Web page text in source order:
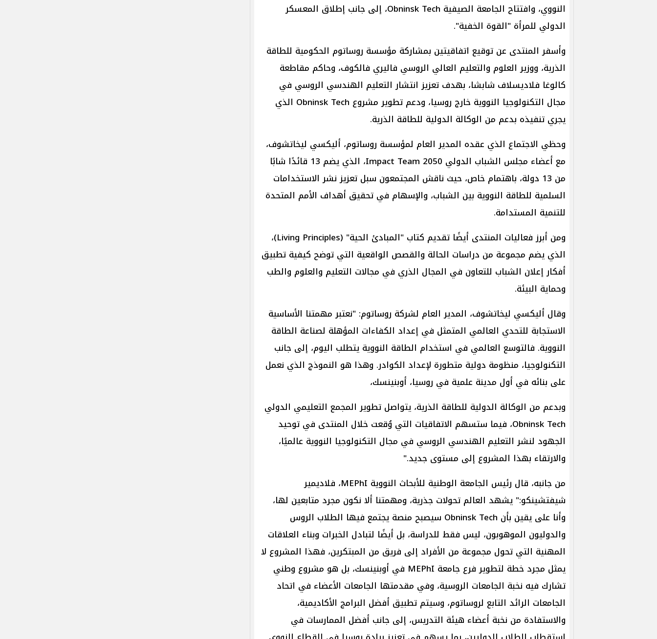
النووي، وافتتاح الجامعة الصيفية Obninsk Tech، إلى جانب إطلاق المعسكر
الدولي للمرأة "القوة الخفية".
وأسفر المنتدى عن توقيع اتفاقيتين بمشاركة مؤسسة روساتوم الحكومية للطاقة
الذرية، ووزير العلوم والتعليم العالي الروسي فاليري فالكوف، وحاكم مقاطعة
كالوغا فلاديسلاف شابشا، بهدف تعزيز انتشار التعليم الهندسي الروسي في
مجال التكنولوجيا النووية خارج روسيا، ودعم تطوير مشروع Obninsk Tech الذي
يجري تنفيذه بدعم من الوكالة الدولية للطاقة الذرية.
وحظي الاجتماع الذي عقده المدير العام لمؤسسة روساتوم، أليكسي ليخاتشوف،
مع أعضاء مجلس الشباب الدولي Impact Team 2050، الذي يضم 13 قائدًا شابًا
من 13 دولة، باهتمام خاص، حيث ناقش المجتمعون سبل تعزيز نشر الاستخدامات
السلمية للطاقة النووية بين الشباب، والإسهام في تحقيق أهداف الأمم المتحدة
للتنمية المستدامة.
ومن أبرز فعاليات المنتدى أيضًا تقديم كتاب "المبادئ الحية" (Living Principles)،
الذي يضم مجموعة من دراسات الحالة والقصص الواقعية التي توضح كيفية تطبيق
أفكار إعلان الشباب للتعاون في المجال الذري في مجالات التعليم والعلوم والطب
وحماية البيئة.
وقال أليكسي ليخاتشوف، المدير العام لشركة روساتوم: "نعتبر مهمتنا الأساسية
الاستجابة للتحدي العالمي المتمثل في إعداد الكفاءات المؤهلة لصناعة الطاقة
النووية. فالتوسع العالمي في استخدام الطاقة النووية يتطلب اليوم، إلى جانب
التكنولوجيا، منظومة دولية متطورة لإعداد الكوادر. وهذا هو النموذج الذي نعمل
على بنائه في أول مدينة علمية في روسيا، أوبنينسك،
وبدعم من الوكالة الدولية للطاقة الذرية، يتواصل تطوير المجمع التعليمي الدولي
Obninsk Tech، فيما ستسهم الاتفاقيات التي وُقعت خلال المنتدى في توحيد
الجهود لنشر التعليم الهندسي الروسي في مجال التكنولوجيا النووية عالميًا،
والارتقاء بهذا المشروع إلى مستوى جديد."
من جانبه، قال رئيس الجامعة الوطنية للأبحاث النووية MEPhI، فلاديمير
شيفتشينكو:" يشهد العالم تحولات جذرية، ومهمتنا ألا نكون مجرد متابعين لها،
وأنا على يقين بأن Obninsk Tech سيصبح منصة يجتمع فيها الطلاب الروس
والدوليون الموهوبون، ليس فقط للدراسة، بل أيضًا لتبادل الخبرات وبناء العلاقات
المهنية التي تحول مجموعة من الأفراد إلى فريق من المبتكرين، فهذا المشروع لا
يمثل مجرد خطة لتطوير فرع جامعة MEPhI في أوبنينسك، بل هو مشروع وطني
تشارك فيه نخبة الجامعات الروسية، وفي مقدمتها الجامعات الأعضاء في اتحاد
الجامعات الرائد التابع لروساتوم، وسيتم تطبيق أفضل البرامج الأكاديمية،
والاستفادة من نخبة أعضاء هيئة التدريس، إلى جانب أفضل الممارسات في